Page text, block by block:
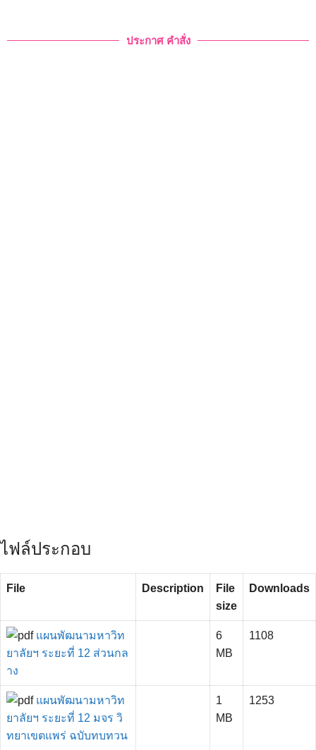
ประกาศ คำสั่ง
ไฟล์ประกอบ
File Description
File
size
Downloads
แผนพัฒนามหาวิท
ยาลัยฯ ระยะที่ 12 ส่วนกล
าง
6
MB
1108
แผนพัฒนามหาวิท
ยาลัยฯ ระยะที่ 12 มจร วิ
ทยาเขตแพร่ ฉบับทบทวน
1
MB
1253